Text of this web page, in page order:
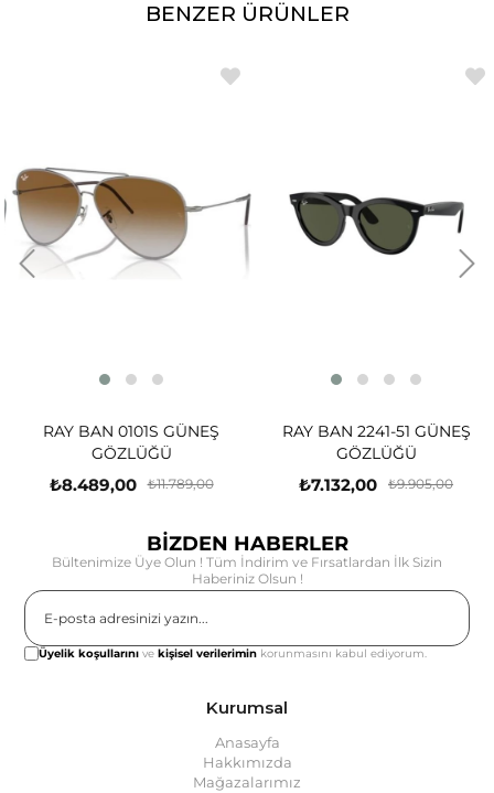
BENZER ÜRÜNLER
RAY BAN 0101S GÜNEŞ
GÖZLÜĞÜ
₺8.489,00 ₺11.789,00
RAY BAN 2241-51 GÜNEŞ
GÖZLÜĞÜ
₺7.132,00 ₺9.905,00
BİZDEN HABERLER
Bültenimize Üye Olun ! Tüm İndirim ve Fırsatlardan İlk Sizin
Haberiniz Olsun !
Üyelik koşullarını vekişisel verilerimin korunmasını kabul ediyorum.
Kurumsal
Anasayfa
Hakkımızda
Mağazalarımız